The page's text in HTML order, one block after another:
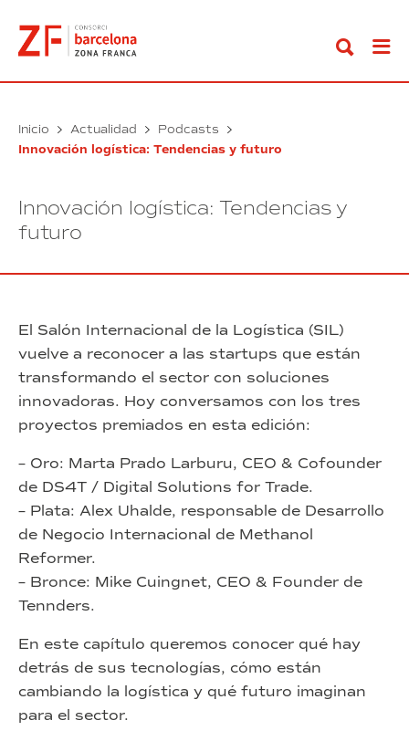
contenido
Inicio Actualidad Podcasts
Innovación logística: Tendencias y futuro
Innovación logística: Tendencias y
futuro
El Salón Internacional de la Logística (SIL)
vuelve a reconocer a las startups que están
transformando el sector con soluciones
innovadoras. Hoy conversamos con los tres
proyectos premiados en esta edición:
– Oro: Marta Prado Larburu, CEO & Cofounder
de DS4T / Digital Solutions for Trade.
– Plata: Alex Uhalde, responsable de Desarrollo
de Negocio Internacional de Methanol
Reformer.
– Bronce: Mike Cuingnet, CEO & Founder de
Tennders.
En este capítulo queremos conocer qué hay
detrás de sus tecnologías, cómo están
cambiando la logística y qué futuro imaginan
para el sector.